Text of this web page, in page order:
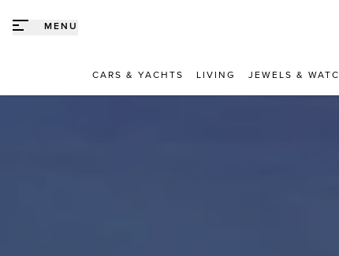
MENU
CARS & YACHTS LIVING JEWELS &